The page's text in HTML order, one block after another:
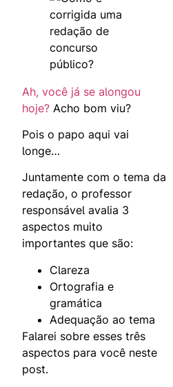
Ah, você já se alongou
hoje? Acho bom viu?
Pois o papo aqui vai
longe…
Juntamente com o tema da
redação, o professor
responsável avalia 3
aspectos muito
importantes que são:
Clareza
Ortografia e
gramática
Adequação ao tema
Falarei sobre esses três
aspectos para você neste
post.